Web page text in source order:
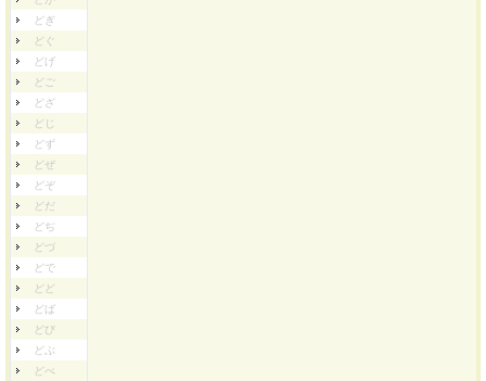
どぎ
どぐ
どげ
どご
どざ
どじ
どず
どぜ
どぞ
どだ
どぢ
どづ
どで
どど
どば
どび
どぶ
どべ